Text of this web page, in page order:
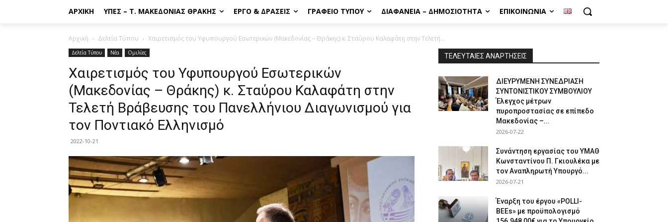
ΑΡΧΙΚΉ ΥΠΕΣ – Τ. ΜΑΚΕΔΟΝΊΑΣ ΘΡΆΚΗΣ ΈΡΓΟ & ΔΡΆΣΕΙΣ ΓΡΑΦΕΊΟ ΤΎΠΟΥ ΔΙΑΦΆΝΕΙΑ – ΔΗΜΟΣΙΌΤΗΤΑ ΕΠΙΚΟΙΝΩΝΊΑ
Αρχική Δελτία Τύπου Χαιρετισμός του Υφυπουργού Εσωτερικών (Μακεδονίας – Θράκης) κ. Σταύρου Καλαφάτη στην Τελετή...
Δελτία Τύπου Νέα Ομιλίες
Χαιρετισμός του Υφυπουργού Εσωτερικών
(Μακεδονίας – Θράκης) κ. Σταύρου Καλαφάτη στην
Τελετή Βράβευσης του Πανελλήνιου Διαγωνισμού για
τον Ποντιακό Ελληνισμό
2022-10-21
ΤΕΛΕΥΤΑΙΕΣ ΑΝΑΡΤΗΣΕΙΣ
ΔΙΕΥΡΥΜΕΝΗ ΣΥΝΕΔΡΙΑΣΗ
ΣΥΝΤΟΝΙΣΤΙΚΟΥ ΣΥΜΒΟΥΛΙΟΥ
Έλεγχος μέτρων
πυροπροστασίας σε επίπεδο
Μακεδονίας –...
2026-07-22
Συνάντηση εργασίας του ΥΜΑΘ
Κωνσταντίνου Π. Γκιουλέκα με
τον Αναπληρωτή Υπουργό...
2026-07-21
Έναρξη του έργου «POLLI-
BEEs» με προϋπολογισμό